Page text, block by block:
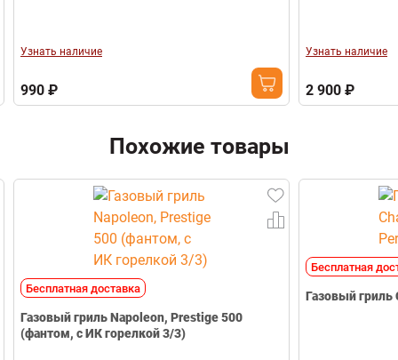
Гарантия
Ограниченная
пожизненная
Узнать наличие
990 ₽
Узнать наличие
2 900 ₽
Похожие товары
Бесплатная доставка
Газовый гриль Napoleon, Prestige 500
(фантом, с ИК горелкой 3/3)
Бесплатная